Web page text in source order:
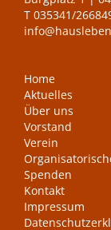
T 035341/
Home
Aktuelles
Über uns
Vorstand
Verein
Spenden
Kontakt
Impressum